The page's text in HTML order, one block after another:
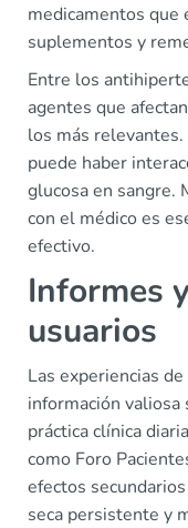
medicamentos que
suplementos y
Entre los
agentes que
los más
puede haber
glucosa en sangre.
con el médico es
efectivo.
Informes
usuarios
Las experiencias
información
práctica clínica
como Foro
efectos
seca persistente y